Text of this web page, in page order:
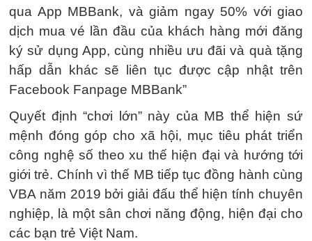
qua App MBBank, và giảm ngay 50% với giao
dịch mua vé lần đầu của khách hàng mới đăng
ký sử dụng App, cùng nhiều ưu đãi và quà tặng
hấp dẫn khác sẽ liên tục được cập nhật trên
Facebook Fanpage MBBank”
Quyết định “chơi lớn” này của MB thể hiện sứ
mệnh đóng góp cho xã hội, mục tiêu phát triển
công nghệ số theo xu thế hiện đại và hướng tới
giới trẻ. Chính vì thế MB tiếp tục đồng hành cùng
VBA năm 2019 bởi giải đấu thể hiện tính chuyên
nghiệp, là một sân chơi năng động, hiện đại cho
các bạn trẻ Việt Nam.